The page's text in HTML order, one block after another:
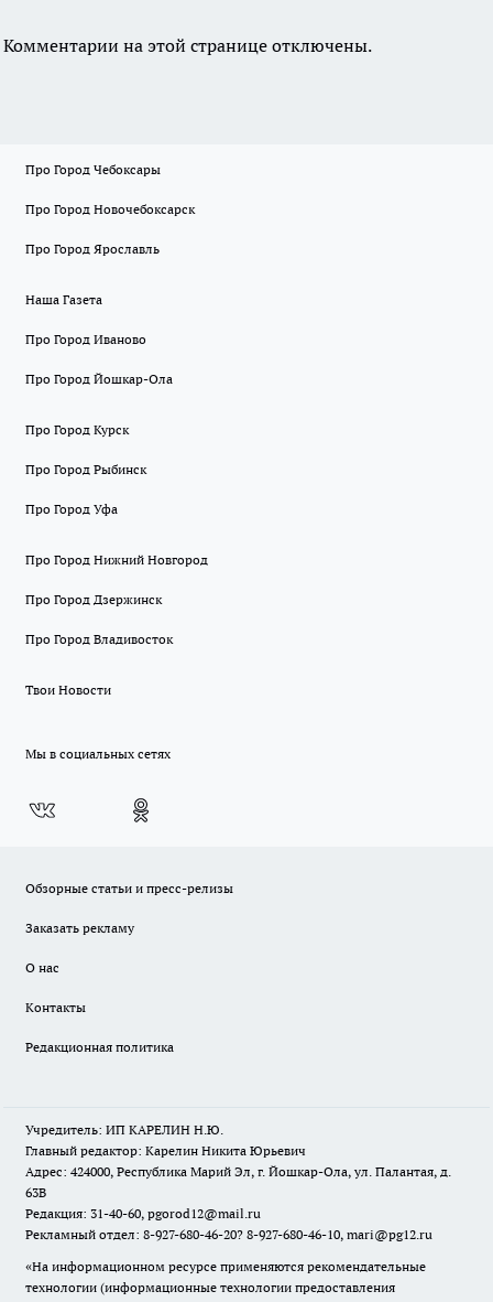
Комментарии на этой странице отключены.
Про Город Чебоксары
Про Город Новочебоксарск
Про Город Ярославль
Наша Газета
Про Город Иваново
Про Город Йошкар-Ола
Про Город Курск
Про Город Рыбинск
Про Город Уфа
Про Город Нижний Новгород
Про Город Дзержинск
Про Город Владивосток
Твои Новости
Мы в социальных сетях
Обзорные статьи и пресс-релизы
Заказать рекламу
О нас
Контакты
Редакционная политика
Учредитель: ИП КАРЕЛИН Н.Ю.
Главный редактор: Карелин Никита Юрьевич
Адрес: 424000, Республика Марий Эл, г. Йошкар-Ола, ул. Палантая, д.
63В
Редакция: 31-40-60, pgorod12@mail.ru
Рекламный отдел: 8-927-680-46-20? 8-927-680-46-10, mari@pg12.ru
«На информационном ресурсе применяются рекомендательные
технологии (информационные технологии предоставления